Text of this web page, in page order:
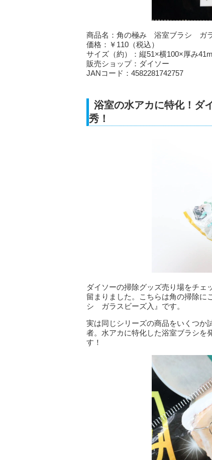
商品名：角の極み 浴室ブラシ ガ
価格：￥110（税込）
サイズ（約）：縦51×横100×厚み
販売ショップ：ダイソー
JANコード：4582281742757
浴室の水アカに特化！ダ
秀！
ダイソーの掃除グッズ売り場をチ
留まりました。こちらは角の掃除
シ ガラスビーズ入』です。
実は同じシリーズの商品をいくつか
者。水アカに特化した浴室ブラシを
す！